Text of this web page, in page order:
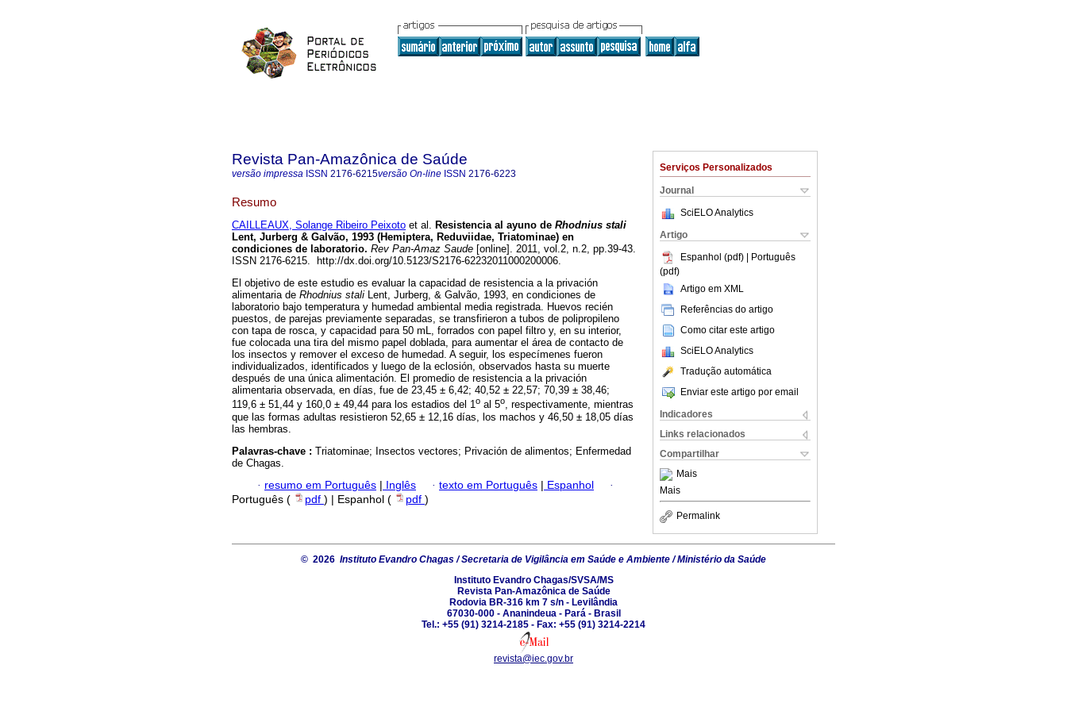
Serviços Personalizados
Journal
SciELO Analytics
Artigo
Espanhol (pdf) | Português
(pdf)
Artigo em XML
Referências do artigo
Como citar este artigo
SciELO Analytics
Tradução automática
Enviar este artigo por email
Indicadores
Links relacionados
Compartilhar
Mais
Mais
Permalink
Revista Pan-Amazônica de Saúde
versão impressa ISSN 2176-6215versão On-line ISSN 2176-6223
Resumo
CAILLEAUX, Solange Ribeiro Peixoto et al. Resistencia al ayuno de Rhodnius stali
Lent, Jurberg & Galvão, 1993 (Hemiptera, Reduviidae, Triatominae) en
condiciones de laboratorio. Rev Pan-Amaz Saude [online]. 2011, vol.2, n.2, pp.39-43.
ISSN 2176-6215. http://dx.doi.org/10.5123/S2176-62232011000200006.
El objetivo de este estudio es evaluar la capacidad de resistencia a la privación
alimentaria de Rhodnius stali Lent, Jurberg, & Galvão, 1993, en condiciones de
laboratorio bajo temperatura y humedad ambiental media registrada. Huevos recién
puestos, de parejas previamente separadas, se transfirieron a tubos de polipropileno
con tapa de rosca, y capacidad para 50 mL, forrados con papel filtro y, en su interior,
fue colocada una tira del mismo papel doblada, para aumentar el área de contacto de
los insectos y remover el exceso de humedad. A seguir, los especímenes fueron
individualizados, identificados y luego de la eclosión, observados hasta su muerte
después de una única alimentación. El promedio de resistencia a la privación
alimentaria observada, en días, fue de 23,45 ± 6,42; 40,52 ± 22,57; 70,39 ± 38,46;
119,6 ± 51,44 y 160,0 ± 49,44 para los estadios del 1o al 5o, respectivamente, mientras
que las formas adultas resistieron 52,65 ± 12,16 días, los machos y 46,50 ± 18,05 días
las hembras.
Palavras-chave : Triatominae; Insectos vectores; Privación de alimentos; Enfermedad
de Chagas.
· resumo em Português Inglês · texto em Português Espanhol
·
Português (
pdf ) | Espanhol ( pdf )
© 2026 Instituto Evandro Chagas / Secretaria de Vigilância em Saúde e Ambiente / Ministério da Saúde
Instituto Evandro Chagas/SVSA/MS
Revista Pan-Amazônica de Saúde
Rodovia BR-316 km 7 s/n - Levilândia
67030-000 - Ananindeua - Pará - Brasil
Tel.: +55 (91) 3214-2185 - Fax: +55 (91) 3214-2214
revista@iec.gov.br